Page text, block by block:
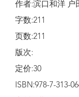
作者:滨口和洋 户
字数:211
页数:211
版次:
定价:30
ISBN:978-7-313-